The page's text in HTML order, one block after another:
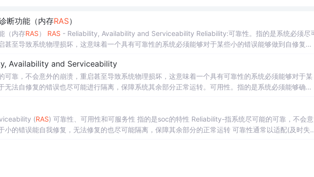
断功能（内存RAS）
（内存RAS） RAS - Reliability, Availability and Serviceability Reliability:可靠性。指的是系统必须尽可
甚至导致系统物理损坏，这意味着一个具有可靠性的系统必须能够对于某些小的错误能够做到自修复，
Availability and Serviceability
可靠，不会意外的崩溃，重启甚至导致系统物理损坏，这意味着一个具有可靠性的系统必须能够对于某
无法自修复的错误也尽可能进行隔离，保障系统其余部分正常运转。可用性。指的是系统必须能够确保
保系统的 downtime 时间在一定范围内。
(RAS) 可靠性、可用性和可服务性 指的是soc的特性 Reliability-指系统尽可能的可靠，不会意
能自我修复，无法修复的也尽可能隔离，保障其余部分的正常运转 可靠性通常以适配(及时失